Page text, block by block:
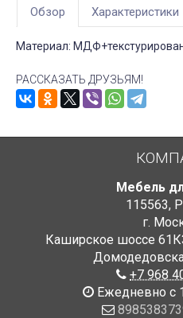
Обзор Характеристики
Материал:
РАССКАЗАТЬ ДРУЗЬЯМ!
Мебель
115563,
г.
Каширское шоссе
+7 968
Ежедневно с